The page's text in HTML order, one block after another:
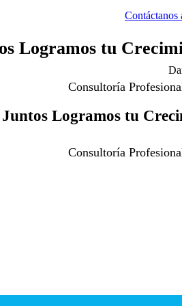
Contáctanos
Logramos tu
Consultoría
Juntos Logramos tu
Consultoría